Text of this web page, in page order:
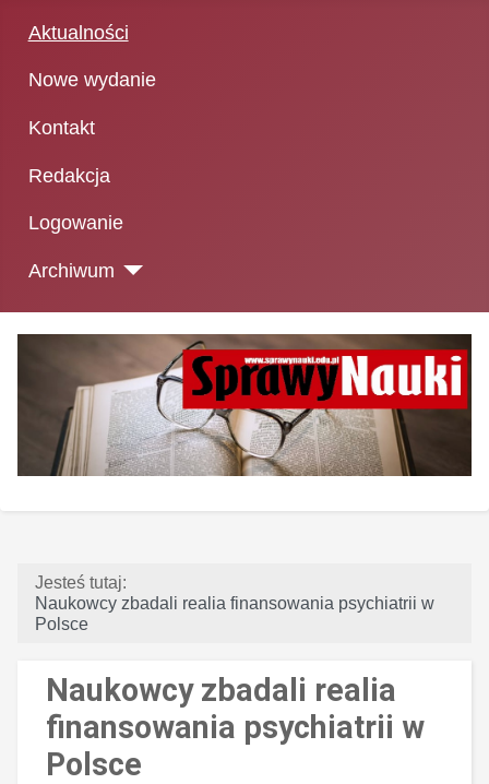
Aktualności
Nowe wydanie
Kontakt
Redakcja
Logowanie
Archiwum
Jesteś tutaj:
Naukowcy zbadali realia finansowania psychiatrii w
Polsce
Naukowcy zbadali realia
finansowania psychiatrii w
Polsce